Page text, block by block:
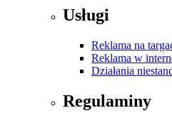
Usługi
Reklama na
Reklama w
Działania
Regulaminy